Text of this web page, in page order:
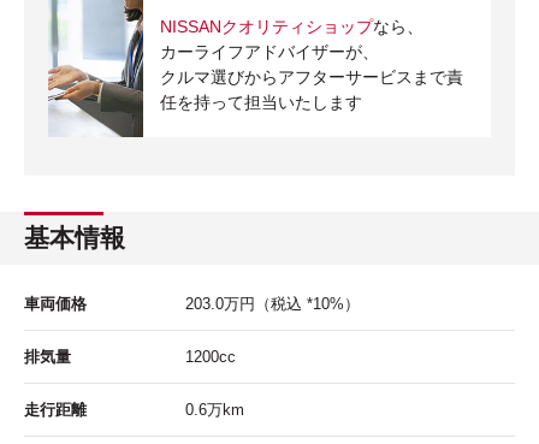
NISSANクオリティショップなら、
カーライフアドバイザーが、
クルマ選びからアフターサービスまで責
任を持って担当いたします
基本情報
車両価格 203.0万円 （税込 *10%）
排気量 1200cc
走行距離 0.6万km